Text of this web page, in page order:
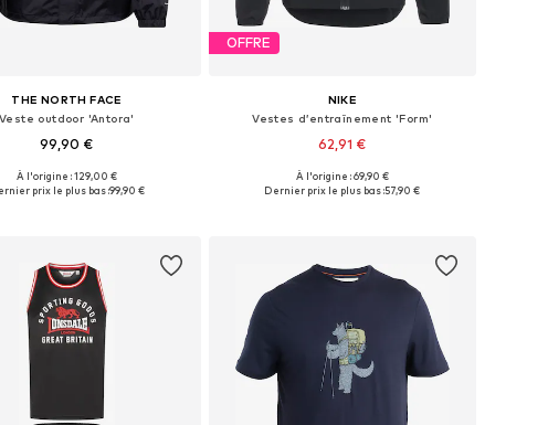
THE NORTH FACE
Veste outdoor 'Antora'
99,90 €
+1
disponibles: S, M, L, XL, XXL
À l'origine : 129,00 €
prix le plus bas :99,90 €
OFFRE
NIKE
Vestes d’entraînement 'Form'
62,91 €
Tailles disponibles: S, M, L, XL, XXL
À l'origine : 69,90 €
Dernier prix le plus bas :57,90 €